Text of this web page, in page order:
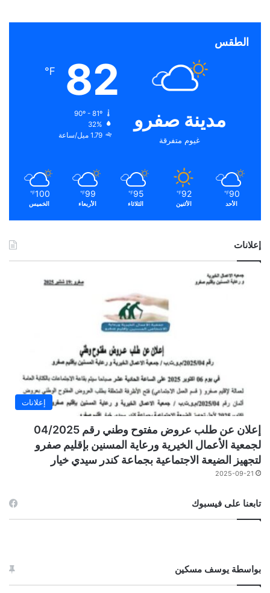
الطقس
مدينة صفرو
غيوم متفرقة
82
℉
90º - 81º
32%
1.79 ميل/ساعة
90
℉
الأحد
92
℉
الأثنين
95
℉
الثلاثاء
99
℉
الأربعاء
100
℉
الخميس
إعلانات
إعلانات
إعلان عن طلب عروض مفتوح وطني رقم 04/2025
لجمعية الأعمال الخيرية ورعاية المسنين بإقليم صفرو
لتجهيز الضيعة الاجتماعية بجماعة كندر سيدي خيار
2025-09-21
تابعنا على فيسبوك
بواسطة يوسف مسكين